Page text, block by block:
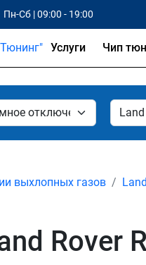
Пн-Сб | 09:00 - 19:00
Услуги Чип
выхлопных газов
Rover